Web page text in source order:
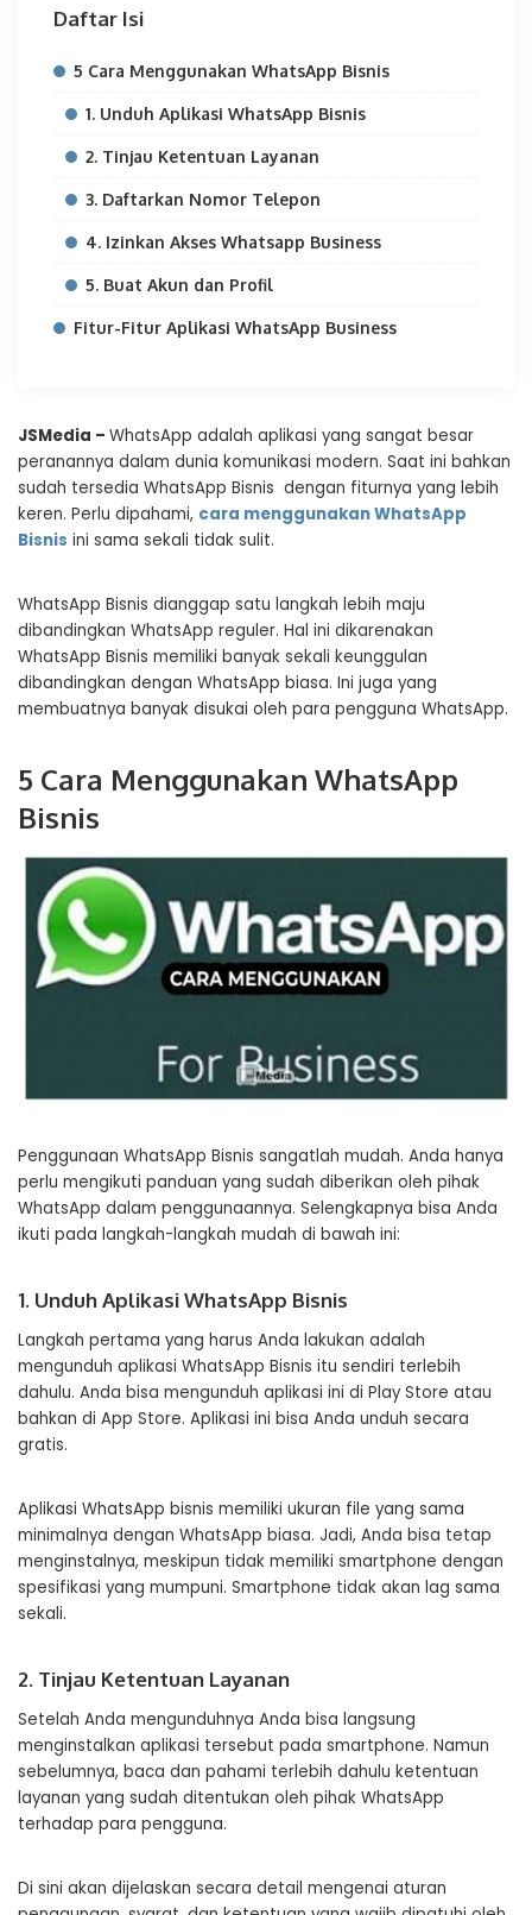
Daftar Isi
5 Cara Menggunakan WhatsApp Bisnis
1. Unduh Aplikasi WhatsApp Bisnis
2. Tinjau Ketentuan Layanan
3. Daftarkan Nomor Telepon
4. Izinkan Akses Whatsapp Business
5. Buat Akun dan Profil
Fitur-Fitur Aplikasi WhatsApp Business
JSMedia – WhatsApp adalah aplikasi yang sangat besar
peranannya dalam dunia komunikasi modern. Saat ini bahkan
sudah tersedia WhatsApp Bisnis dengan fiturnya yang lebih
keren. Perlu dipahami, cara menggunakan WhatsApp
Bisnis ini sama sekali tidak sulit.
WhatsApp Bisnis dianggap satu langkah lebih maju
dibandingkan WhatsApp reguler. Hal ini dikarenakan
WhatsApp Bisnis memiliki banyak sekali keunggulan
dibandingkan dengan WhatsApp biasa. Ini juga yang
membuatnya banyak disukai oleh para pengguna WhatsApp.
5 Cara Menggunakan WhatsApp
Bisnis
Penggunaan WhatsApp Bisnis sangatlah mudah. Anda hanya
perlu mengikuti panduan yang sudah diberikan oleh pihak
WhatsApp dalam penggunaannya. Selengkapnya bisa Anda
ikuti pada langkah-langkah mudah di bawah ini:
1. Unduh Aplikasi WhatsApp Bisnis
Langkah pertama yang harus Anda lakukan adalah
mengunduh aplikasi WhatsApp Bisnis itu sendiri terlebih
dahulu. Anda bisa mengunduh aplikasi ini di Play Store atau
bahkan di App Store. Aplikasi ini bisa Anda unduh secara
gratis.
Aplikasi WhatsApp bisnis memiliki ukuran file yang sama
minimalnya dengan WhatsApp biasa. Jadi, Anda bisa tetap
menginstalnya, meskipun tidak memiliki smartphone dengan
spesifikasi yang mumpuni. Smartphone tidak akan lag sama
sekali.
2. Tinjau Ketentuan Layanan
Setelah Anda mengunduhnya Anda bisa langsung
menginstalkan aplikasi tersebut pada smartphone. Namun
sebelumnya, baca dan pahami terlebih dahulu ketentuan
layanan yang sudah ditentukan oleh pihak WhatsApp
terhadap para pengguna.
Di sini akan dijelaskan secara detail mengenai aturan